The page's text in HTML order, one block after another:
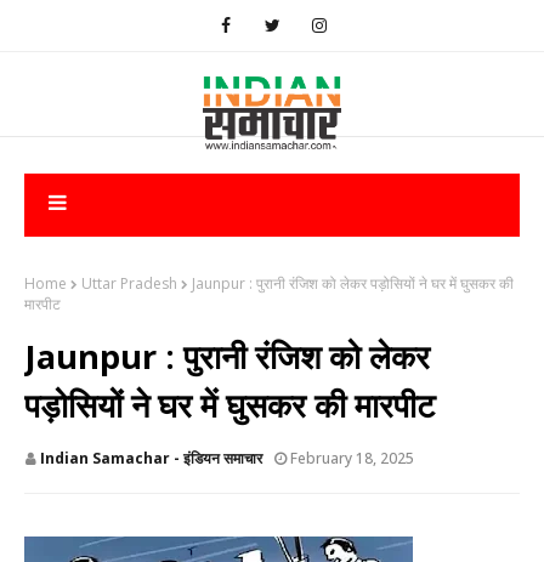
Home Uttar Pradesh
Jaunpur : ​पुरानी रंजिश को लेकर पड़ोसियों ने घर में घुसकर की
मारपीट
Jaunpur : ​पुरानी रंजिश को लेकर
पड़ोसियों ने घर में घुसकर की मारपीट
Indian Samachar - इंडियन समाचार February 18, 2025